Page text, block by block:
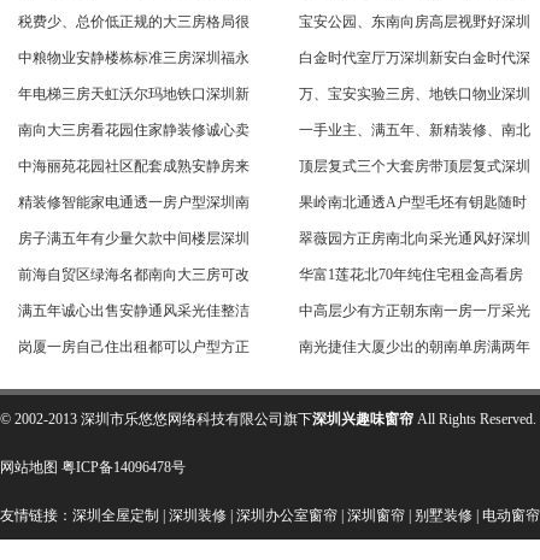
税费少、总价低正规的大三房格局很 宝安公园、东南向房高层视野好深圳
中粮物业安静楼栋标准三房深圳福永 白金时代室厅万深圳新安白金时代深
年电梯三房天虹沃尔玛地铁口深圳新 万、宝安实验三房、地铁口物业深圳
南向大三房看花园住家静装修诚心卖 一手业主、满五年、新精装修、南北
中海丽苑花园社区配套成熟安静房来 顶层复式三个大套房带顶层复式深圳
精装修智能家电通透一房户型深圳南 果岭南北通透A户型毛坯有钥匙随时
房子满五年有少量欠款中间楼层深圳 翠薇园方正房南北向采光通风好深圳
前海自贸区绿海名都南向大三房可改 华富1莲花北70年纯住宅租金高看房
满五年诚心出售安静通风采光佳整洁 中高层少有方正朝东南一房一厅采光
岗厦一房自己住出租都可以户型方正 南光捷佳大厦少出的朝南单房满两年
© 2002-2013 深圳市乐悠悠网络科技有限公司旗下深圳兴趣味窗帘 All Rights
网站地图 粤ICP备14096478号
友情链接： 深圳全屋定制 深圳装修 深圳办公室窗帘 深圳窗帘 别墅装修 电动窗帘